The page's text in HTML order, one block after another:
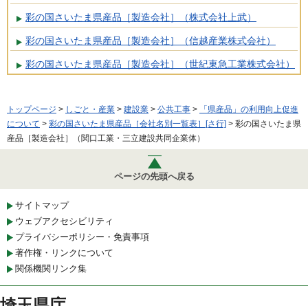
彩の国さいたま県産品［製造会社］（株式会社上武）
彩の国さいたま県産品［製造会社］（信越産業株式会社）
彩の国さいたま県産品［製造会社］（世紀東急工業株式会社）
トップページ > しごと・産業 > 建設業 > 公共工事 >
「県産品」の利用向上促進
について > 彩の国さいたま県産品［会社名別一覧表］[さ行] > 彩の国さいたま県
産品［製造会社］（関口工業・三立建設共同企業体）
ページの先頭へ戻る
サイトマップ
ウェブアクセシビリティ
プライバシーポリシー・免責事項
著作権・リンクについて
関係機関リンク集